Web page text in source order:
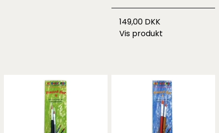
149,00 DKK
Vis produkt